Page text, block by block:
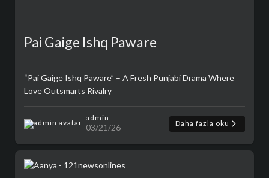
Pai Gaige Ishq Paware
“Pai Gaige Ishq Paware” – A Fresh Punjabi Drama Where
Love Outsmarts Rivalry
admin
03/21/26 Daha fazla oku